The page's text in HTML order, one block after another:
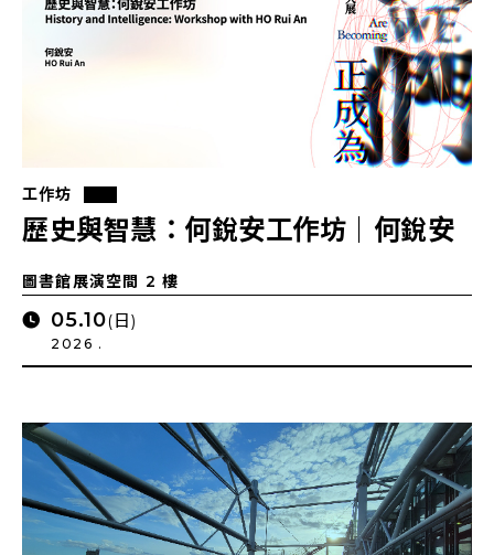
工作坊
歷史與智慧：何銳安工作坊｜何銳安
圖書館展演空間 2 樓
05.10(日)
2026 .